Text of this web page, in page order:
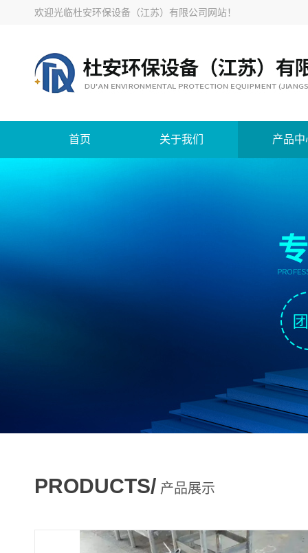
欢迎光临杜安环保设备（江苏）有限公司网站！
首页 关于我们 产品中
PRODUCTS/ 产品展示